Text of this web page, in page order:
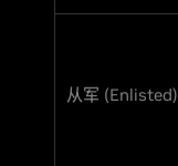
从军 (Enlisted)